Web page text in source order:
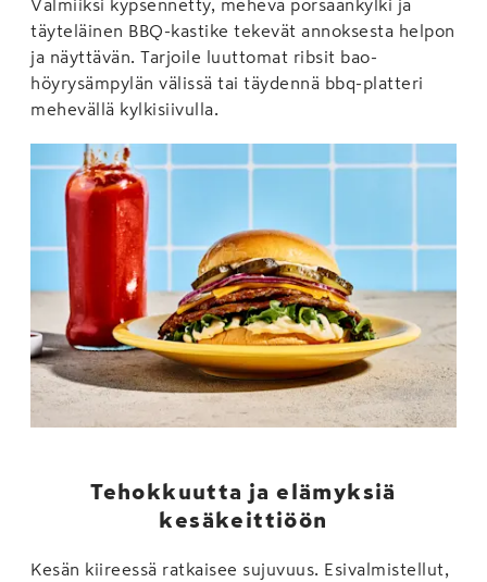
Valmiiksi kypsennetty, mehevä porsaankylki ja
täyteläinen BBQ-kastike tekevät annoksesta helpon
ja näyttävän. Tarjoile luuttomat ribsit bao-
höyrysämpylän välissä tai täydennä bbq-platteri
mehevällä kylkisiivulla.
Tehokkuutta ja elämyksiä
kesäkeittiöön
Kesän kiireessä ratkaisee sujuvuus. Esivalmistellut,